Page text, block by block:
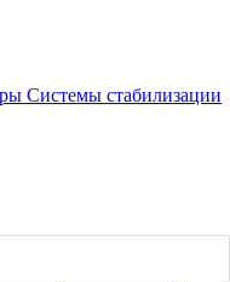
Системы стабилизации